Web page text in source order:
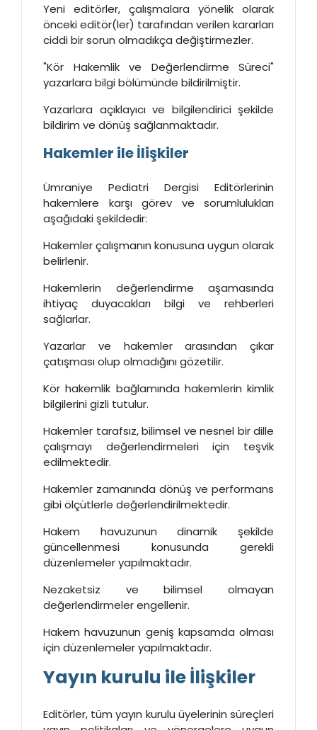
Yeni editörler, çalışmalara yönelik olarak
önceki editör(ler) tarafından verilen kararları
ciddi bir sorun olmadıkça değiştirmezler.
"Kör Hakemlik ve Değerlendirme Süreci"
yazarlara bilgi bölümünde bildirilmiştir.
Yazarlara açıklayıcı ve bilgilendirici şekilde
bildirim ve dönüş sağlanmaktadır.
Hakemler ile İlişkiler
Ümraniye Pediatri Dergisi Editörlerinin
hakemlere karşı görev ve sorumlulukları
aşağıdaki şekildedir:
Hakemler çalışmanın konusuna uygun olarak
belirlenir.
Hakemlerin değerlendirme aşamasında
ihtiyaç duyacakları bilgi ve rehberleri
sağlarlar.
Yazarlar ve hakemler arasından çıkar
çatışması olup olmadığını gözetilir.
Kör hakemlik bağlamında hakemlerin kimlik
bilgilerini gizli tutulur.
Hakemler tarafsız, bilimsel ve nesnel bir dille
çalışmayı değerlendirmeleri için teşvik
edilmektedir.
Hakemler zamanında dönüş ve performans
gibi ölçütlerle değerlendirilmektedir.
Hakem havuzunun dinamik şekilde
güncellenmesi konusunda gerekli
düzenlemeler yapılmaktadır.
Nezaketsiz ve bilimsel olmayan
değerlendirmeler engellenir.
Hakem havuzunun geniş kapsamda olması
için düzenlemeler yapılmaktadır.
Yayın kurulu ile İlişkiler
Editörler, tüm yayın kurulu üyelerinin süreçleri